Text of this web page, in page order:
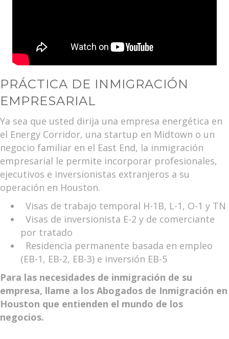
PRÁCTICA DE INMIGRACIÓN
EMPRESARIAL
Ya sea que usted dirija una empresa energética en
el Energy Corridor, una startup en Midtown o un
negocio familiar en el East End, la inmigración
empresarial le permite incorporar profesionales,
ejecutivos e inversionistas extranjeros a su
operación en Houston.
Visas de trabajo temporal H-1B, L-1, O-1 y TN
Visas de inversionista E-2 y de comerciante
por tratado
Residencia permanente basada en empleo
(EB-1, EB-2, EB-3) e inversión EB-5
Para las necesidades de inmigración de su
empresa, llame a los Abogados de Inmigración en
Houston que entienden el mundo de los
negocios.